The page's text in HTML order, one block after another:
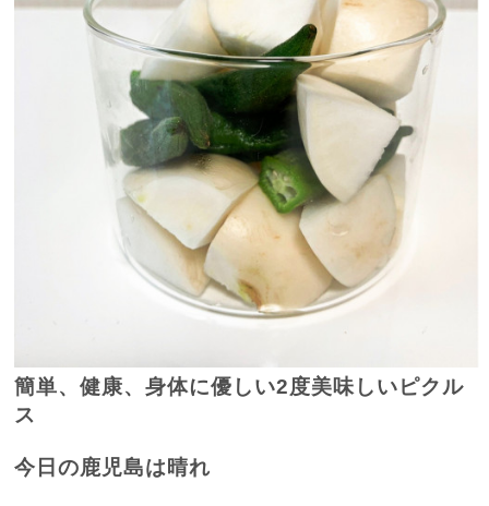
簡単、健康、身体に優しい2度美味しいピクル
ス
今日の鹿児島は晴れ